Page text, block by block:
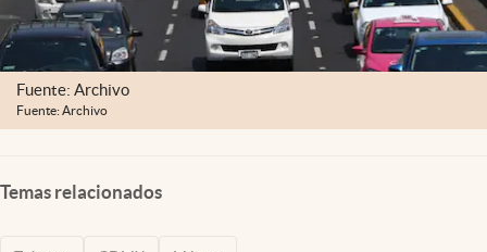
Fuente: Archivo
Fuente: Archivo
Temas relacionados